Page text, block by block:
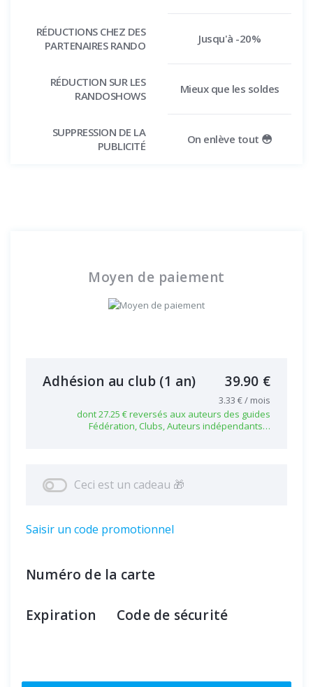
RÉDUCTIONS CHEZ DES
PARTENAIRES RANDO
Jusqu'à -20%
RÉDUCTION SUR LES
RANDOSHOWS
Mieux que les soldes
SUPPRESSION DE LA
PUBLICITÉ
On enlève tout 😳
Moyen de paiement
Adhésion au club (1 an) 39.90 €
3.33 € / mois
dont 27.25 € reversés aux auteurs des guides
Fédération, Clubs, Auteurs indépendants…
Ceci est un cadeau 🎁
Saisir un code promotionnel
Numéro de la carte
Expiration Code de sécurité